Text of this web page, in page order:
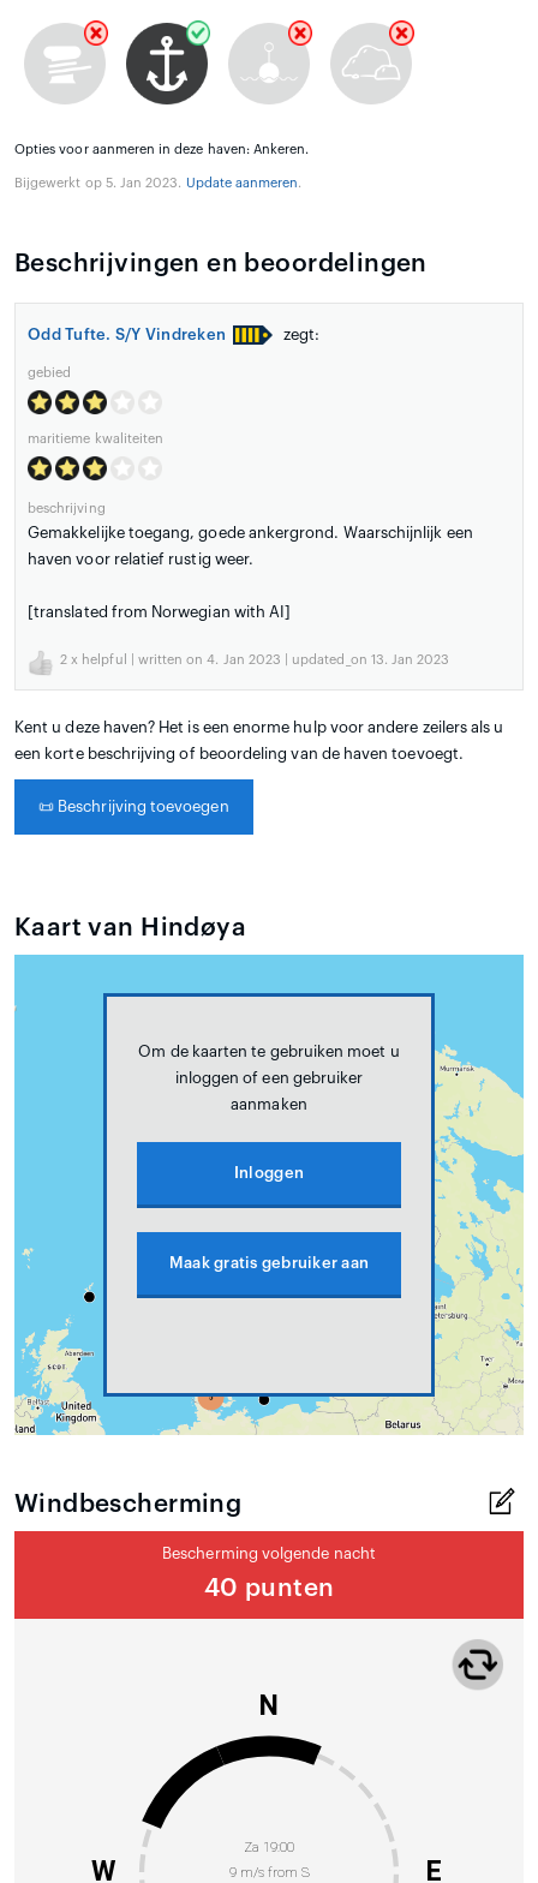
Opties voor aanmeren in deze haven: Ankeren.
Bijgewerkt op 5. Jan 2023. Update aanmeren.
Beschrijvingen en beoordelingen
Odd Tufte. S/Y Vindreken zegt:
gebied
maritieme kwaliteiten
beschrijving
Gemakkelijke toegang, goede ankergrond. Waarschijnlijk een
haven voor relatief rustig weer.
[translated from Norwegian with AI]
2 x helpful | written on 4. Jan 2023 | updated_on 13. Jan 2023
Kent u deze haven? Het is een enorme hulp voor andere zeilers als u
een korte beschrijving of beoordeling van de haven toevoegt.
📜 Beschrijving toevoegen
Kaart van Hindøya
Om de kaarten te gebruiken moet u
inloggen of een gebruiker
aanmaken
Inloggen
Maak gratis gebruiker aan
Windbescherming
Bescherming volgende nacht
40 punten
Za 19:00
9 m/s from S
N
E
W